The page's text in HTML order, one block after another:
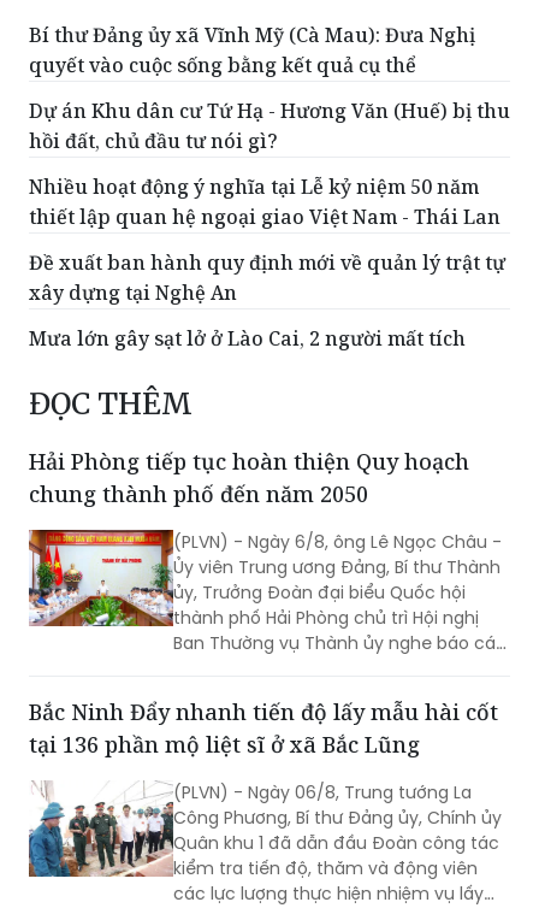
Bí thư Đảng ủy xã Vĩnh Mỹ (Cà Mau): Đưa Nghị
quyết vào cuộc sống bằng kết quả cụ thể
Dự án Khu dân cư Tứ Hạ - Hương Văn (Huế) bị thu
hồi đất, chủ đầu tư nói gì?
Nhiều hoạt động ý nghĩa tại Lễ kỷ niệm 50 năm
thiết lập quan hệ ngoại giao Việt Nam - Thái Lan
Đề xuất ban hành quy định mới về quản lý trật tự
xây dựng tại Nghệ An
Mưa lớn gây sạt lở ở Lào Cai, 2 người mất tích
ĐỌC THÊM
Hải Phòng tiếp tục hoàn thiện Quy hoạch
chung thành phố đến năm 2050
(PLVN) - Ngày 6/8, ông Lê Ngọc Châu -
Ủy viên Trung ương Đảng, Bí thư Thành
ủy, Trưởng Đoàn đại biểu Quốc hội
thành phố Hải Phòng chủ trì Hội nghị
Ban Thường vụ Thành ủy nghe báo cáo,
thành phố Hải Phòng đến năm 2050,
tầm nhìn đến năm 2075.
Bắc Ninh Đẩy nhanh tiến độ lấy mẫu hài cốt
tại 136 phần mộ liệt sĩ ở xã Bắc Lũng
(PLVN) - Ngày 06/8, Trung tướng La
Công Phương, Bí thư Đảng ủy, Chính ủy
Quân khu 1 đã dẫn đầu Đoàn công tác
kiểm tra tiến độ, thăm và động viên
các lực lượng thực hiện nhiệm vụ lấy